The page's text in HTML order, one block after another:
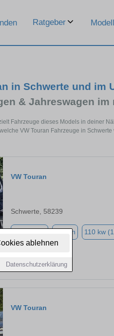
ablehnen
Datenschutzerklärung
Ratgeber
in Schwerte und im
& Jahreswagen
Fahrzeuge dieses Models in deiner
VW Touran Fahrzeuge in Schwerte
VW Touran
Schwerte, 58239
Benzin 110 kw
VW Touran